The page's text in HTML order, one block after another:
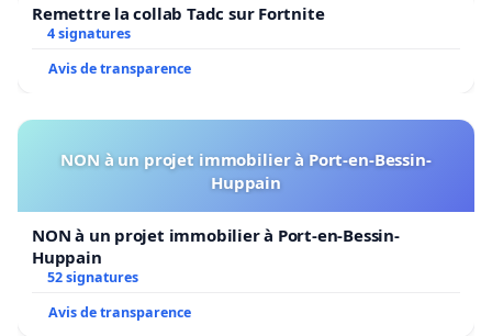
Remettre la collab Tadc sur Fortnite
4 signatures
Avis de transparence
NON à un projet immobilier à Port-en-Bessin-
Huppain
NON à un projet immobilier à Port-en-Bessin-
Huppain
52 signatures
Avis de transparence